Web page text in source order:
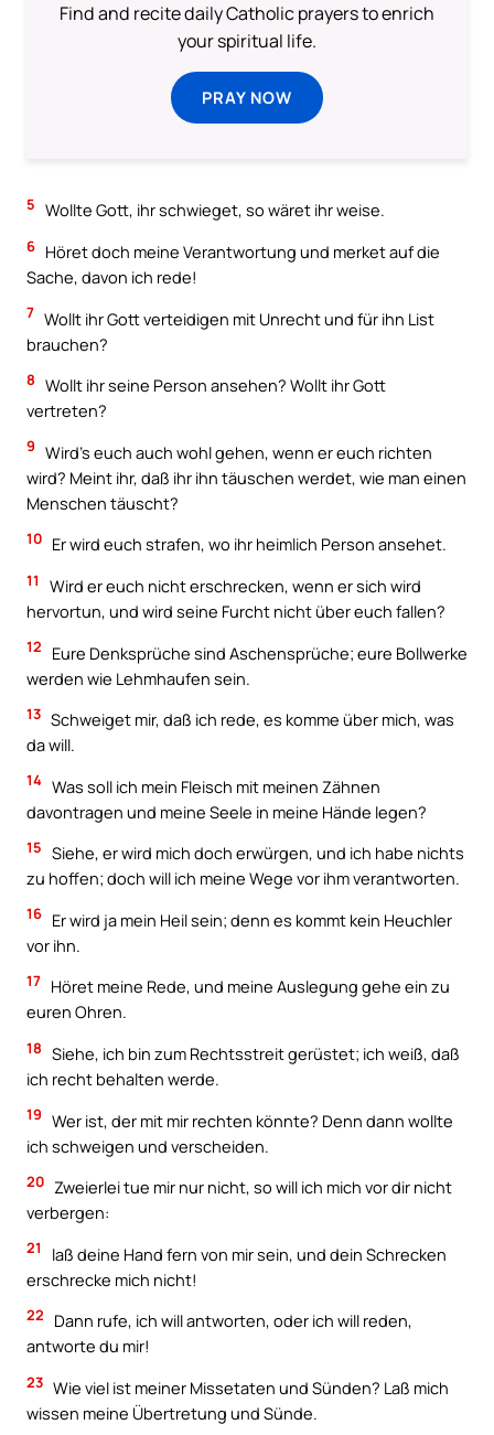
Find and recite daily Catholic prayers to enrich
your spiritual life.
PRAY NOW
5 Wollte Gott, ihr schwieget, so wäret ihr weise.
6 Höret doch meine Verantwortung und merket auf die
Sache, davon ich rede!
7 Wollt ihr Gott verteidigen mit Unrecht und für ihn List
brauchen?
8 Wollt ihr seine Person ansehen? Wollt ihr Gott
vertreten?
9 Wird’s euch auch wohl gehen, wenn er euch richten
wird? Meint ihr, daß ihr ihn täuschen werdet, wie man einen
Menschen täuscht?
10 Er wird euch strafen, wo ihr heimlich Person ansehet.
11
Wird er euch nicht erschrecken, wenn er sich wird
hervortun, und wird seine Furcht nicht über euch fallen?
12
Eure Denksprüche sind Aschensprüche; eure Bollwerke
werden wie Lehmhaufen sein.
13 Schweiget mir, daß ich rede, es komme über mich, was
da will.
14 Was soll ich mein Fleisch mit meinen Zähnen
davontragen und meine Seele in meine Hände legen?
15 Siehe, er wird mich doch erwürgen, und ich habe nichts
zu hoffen; doch will ich meine Wege vor ihm verantworten.
16 Er wird ja mein Heil sein; denn es kommt kein Heuchler
vor ihn.
17 Höret meine Rede, und meine Auslegung gehe ein zu
euren Ohren.
18 Siehe, ich bin zum Rechtsstreit gerüstet; ich weiß, daß
ich recht behalten werde.
19 Wer ist, der mit mir rechten könnte? Denn dann wollte
ich schweigen und verscheiden.
20 Zweierlei tue mir nur nicht, so will ich mich vor dir nicht
verbergen:
21
laß deine Hand fern von mir sein, und dein Schrecken
erschrecke mich nicht!
22
Dann rufe, ich will antworten, oder ich will reden,
antworte du mir!
23 Wie viel ist meiner Missetaten und Sünden? Laß mich
wissen meine Übertretung und Sünde.